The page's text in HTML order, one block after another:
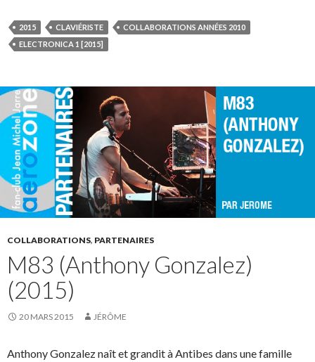
2015 CLAVIÉRISTE
COLLABORATIONS ANNÉES 2010
ELECTRONICA 1 [2015]
COLLABORATIONS, PARTENAIRES
M83 (Anthony Gonzalez)
(2015)
20 MARS 2015 JÉRÔME
Anthony Gonzalez naît et grandit à Antibes dans une famille